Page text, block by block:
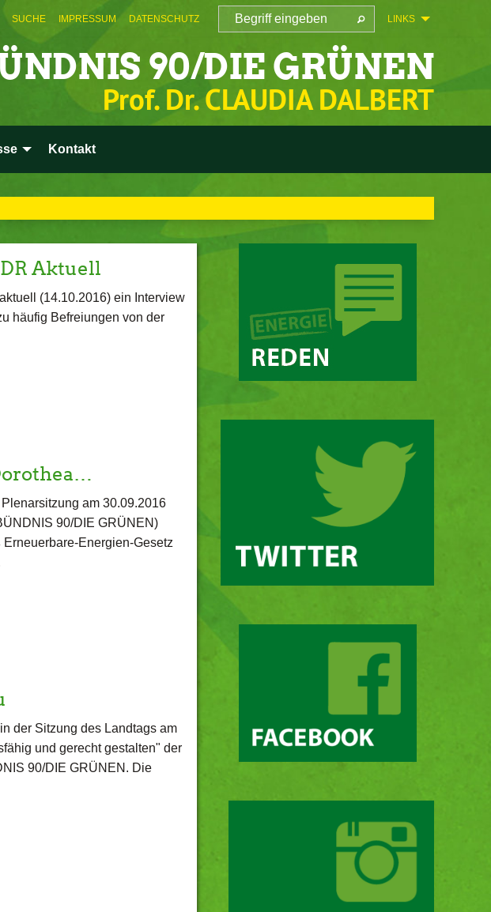
LINKS
SUCHE IMPRESSUM DATENSCHUTZ
90/DIE GRÜNEN
Prof. Dr. CLAUDIA DALBERT
Kontakt
Aktuell
(14.10.2016) ein Interview
häufig Befreiungen von der
am 30.09.2016
90/DIE GRÜNEN)
Energien-Gesetz
der Sitzung des Landtags am
und gerecht gestalten" der
90/DIE GRÜNEN. Die